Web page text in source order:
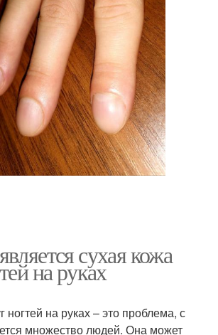
сухая кожа
на руках
ногтей на руках – это проблема, с
множество людей. Она может